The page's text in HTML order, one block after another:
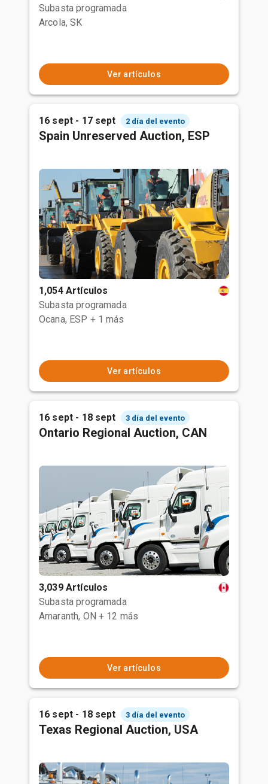
Subasta programada
Arcola, SK
Ver artículos
16 sept - 17 sept 2 día del evento
Spain Unreserved Auction, ESP
1,054 Artículos
Subasta programada
Ocana, ESP + 1 más
Ver artículos
16 sept - 18 sept 3 día del evento
Ontario Regional Auction, CAN
3,039 Artículos
Subasta programada
Amaranth, ON + 12 más
Ver artículos
16 sept - 18 sept 3 día del evento
Texas Regional Auction, USA